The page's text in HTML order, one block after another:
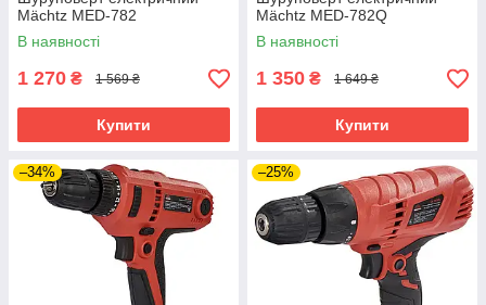
Mächtz MED-782
В наявності
1 270 ₴ 1 569 ₴
Купити
Mächtz MED-782Q
В наявності
1 350 ₴ 1 649 ₴
Купити
–34% –25%